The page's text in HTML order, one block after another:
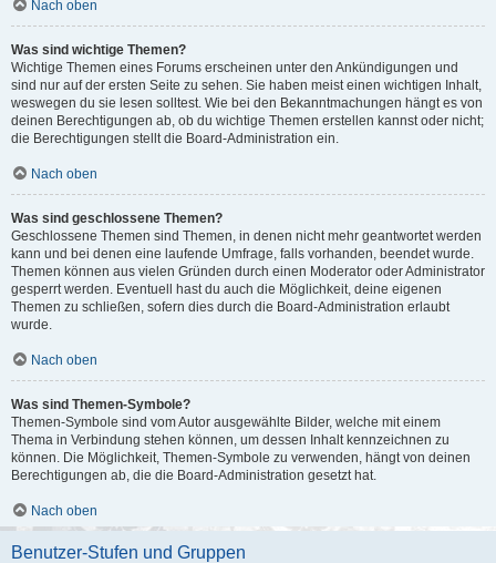
Nach oben
Was sind wichtige Themen?
Wichtige Themen eines Forums erscheinen unter den Ankündigungen und
sind nur auf der ersten Seite zu sehen. Sie haben meist einen wichtigen Inhalt,
weswegen du sie lesen solltest. Wie bei den Bekanntmachungen hängt es von
deinen Berechtigungen ab, ob du wichtige Themen erstellen kannst oder nicht;
die Berechtigungen stellt die Board-Administration ein.
Nach oben
Was sind geschlossene Themen?
Geschlossene Themen sind Themen, in denen nicht mehr geantwortet werden
kann und bei denen eine laufende Umfrage, falls vorhanden, beendet wurde.
Themen können aus vielen Gründen durch einen Moderator oder Administrator
gesperrt werden. Eventuell hast du auch die Möglichkeit, deine eigenen
Themen zu schließen, sofern dies durch die Board-Administration erlaubt
wurde.
Nach oben
Was sind Themen-Symbole?
Themen-Symbole sind vom Autor ausgewählte Bilder, welche mit einem
Thema in Verbindung stehen können, um dessen Inhalt kennzeichnen zu
können. Die Möglichkeit, Themen-Symbole zu verwenden, hängt von deinen
Berechtigungen ab, die die Board-Administration gesetzt hat.
Nach oben
Benutzer-Stufen und Gruppen